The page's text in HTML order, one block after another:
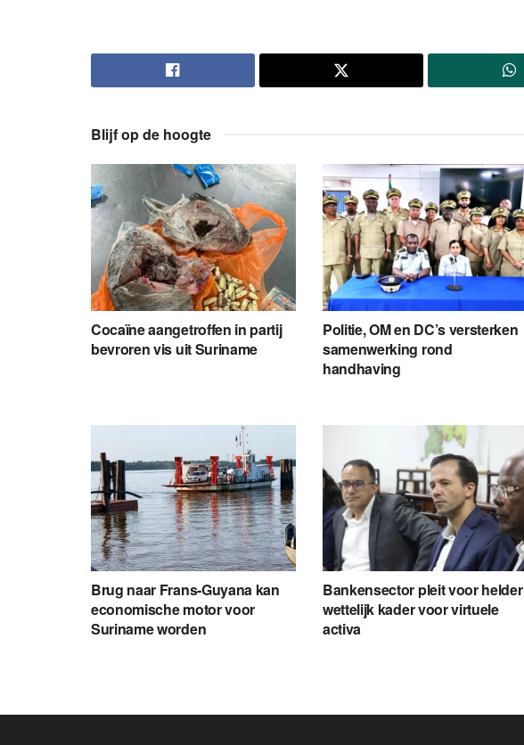
Blijf op de hoogte
Cocaïne aangetroffen in partij
bevroren vis uit Suriname
Politie, OM en DC’s versterken
samenwerking rond
handhaving
Brug naar Frans-Guyana kan
economische motor voor
Suriname worden
Bankensector pleit voor helder
wettelijk kader voor virtuele
activa